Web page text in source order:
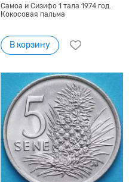
Самоа и Сизифо 1 тала 1974 год.
Кокосовая пальма
В корзину